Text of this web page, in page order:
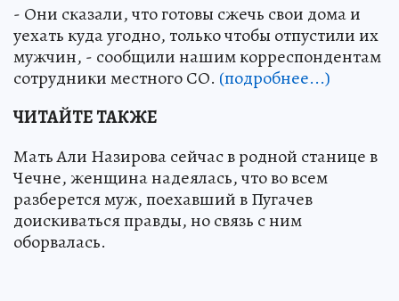
- Они сказали, что готовы сжечь свои дома и
уехать куда угодно, только чтобы отпустили их
мужчин, - сообщили нашим корреспондентам
сотрудники местного СО. (подробнее...)
ЧИТАЙТЕ ТАКЖЕ
Мать Али Назирова сейчас в родной станице в
Чечне, женщина надеялась, что во всем
разберется муж, поехавший в Пугачев
доискиваться правды, но связь с ним
оборвалась.